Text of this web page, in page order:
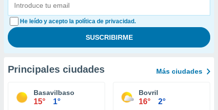
He leído y acepto la política de privacidad.
Principales ciudades Más ciudades
Basavilbaso
15° 1°
Bovril
16° 2°